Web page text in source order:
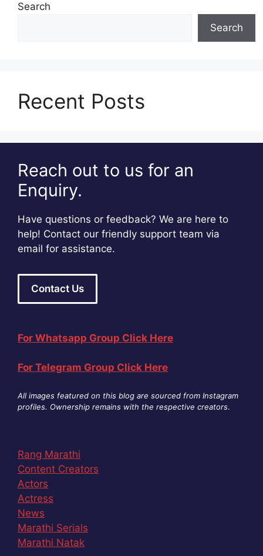
Search
Search
Recent Posts
Reach out to us for an
Enquiry.
Have questions or feedback? We are here to
help! Contact our friendly support team via
email for assistance.
Contact Us
For Whatsapp Group Click Here
For Telegram Group Click Here
All images featured on this blog are sourced from Instagram
profiles. Ownership remains with the respective creators.
Rang Marathi
Content Creators
Actors
Actress
News
Marathi Serials
Marathi Natak